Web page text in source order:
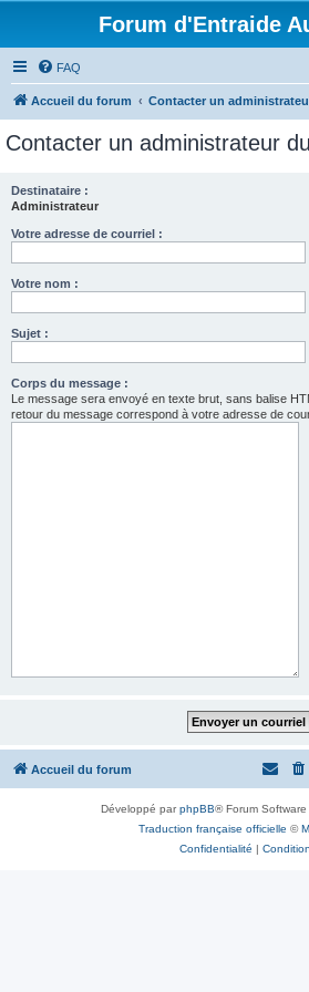
Forum d'Entraide
FAQ
Accueil du forum Contacter un
Contacter un administrateur
Destinataire :
Administrateur
Votre adresse de courriel :
Votre nom :
Sujet :
Corps du message :
Le message sera envoyé en texte brut, sans balise
retour du message correspond à votre adresse de
Accueil du forum
Développé parphpBB® Forum
Traduction française officielle ©
Confidentialité |